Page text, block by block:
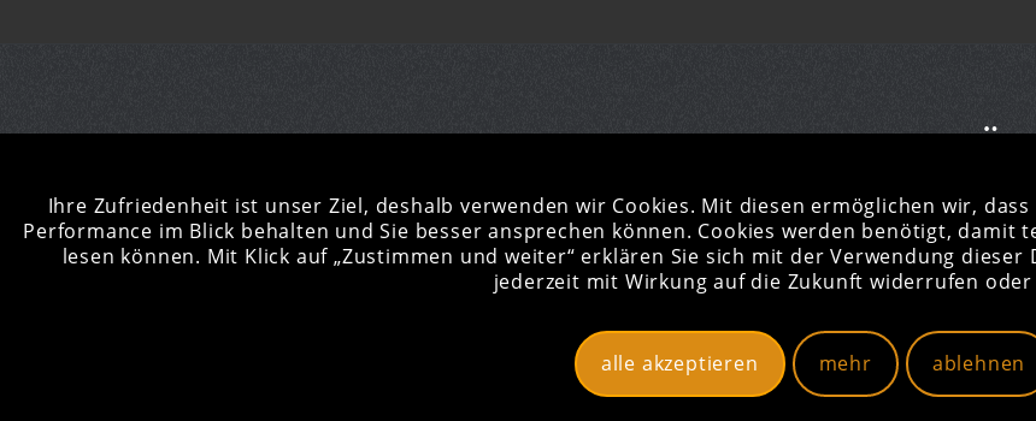
PROCESS TM
PROCESS PM
PROCESS MX
Jetzt Registrieren
PROCESS TM web
ZEITEN
Montag bis Freitag:
Support:+49 (521) 923
Ihre Zufriedenheit ist unser Ziel, deshalb verwenden wir Cookies. Mit diesen ermöglichen wir,
Performance im Blick behalten und Sie besser ansprechen können. Cookies werden benötigt,
lesen können. Mit Klick auf „Zustimmen und weiter“ erklären Sie sich mit der Verwendung
jederzeit mit Wirkung auf die Zukunft widerrufen
alle akzeptieren mehr ablehnen